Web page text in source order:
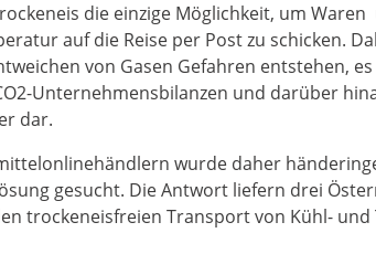
die einzige Möglichkeit, um
auf die Reise per Post zu schicken.
von Gasen Gefahren entstehen,
Unternehmensbilanzen und darüber
dar.
wurde daher
gesucht. Die Antwort liefern drei
trockeneisfreien Transport von Kühl- und